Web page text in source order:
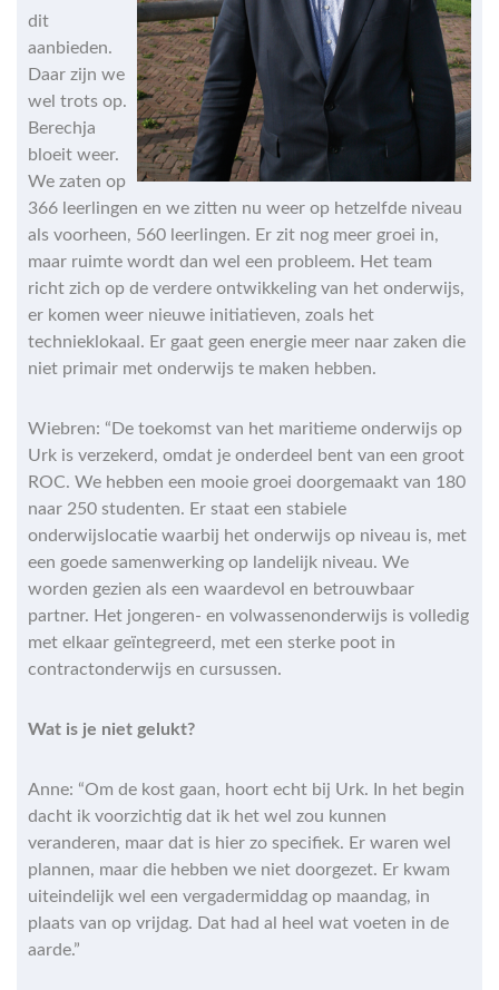
dit
aanbieden.
Daar zijn we
wel trots op.
Berechja
bloeit weer.
We zaten op
366 leerlingen en we zitten nu weer op hetzelfde niveau
als voorheen, 560 leerlingen. Er zit nog meer groei in,
maar ruimte wordt dan wel een probleem. Het team
richt zich op de verdere ontwikkeling van het onderwijs,
er komen weer nieuwe initiatieven, zoals het
technieklokaal. Er gaat geen energie meer naar zaken die
niet primair met onderwijs te maken hebben.
Wiebren: “De toekomst van het maritieme onderwijs op
Urk is verzekerd, omdat je onderdeel bent van een groot
ROC. We hebben een mooie groei doorgemaakt van 180
naar 250 studenten. Er staat een stabiele
onderwijslocatie waarbij het onderwijs op niveau is, met
een goede samenwerking op landelijk niveau. We
worden gezien als een waardevol en betrouwbaar
partner. Het jongeren- en volwassenonderwijs is volledig
met elkaar geïntegreerd, met een sterke poot in
contractonderwijs en cursussen.
Wat is je niet gelukt?
Anne: “Om de kost gaan, hoort echt bij Urk. In het begin
dacht ik voorzichtig dat ik het wel zou kunnen
veranderen, maar dat is hier zo specifiek. Er waren wel
plannen, maar die hebben we niet doorgezet. Er kwam
uiteindelijk wel een vergadermiddag op maandag, in
plaats van op vrijdag. Dat had al heel wat voeten in de
aarde.”